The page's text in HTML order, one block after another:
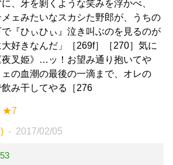
、牙を剝くような笑みを浮かべ、
メェみたいなスカシた野郎が、うちの
で『ひぃひぃ』泣き叫ぶのを見るのが
好きなんだ」［269f］［270］気に
夜叉姫》…ッ！お望み通り抱いてや
の血潮の最後の一滴まで、オレの
飲み干してやる［276
★7
2017/02/05